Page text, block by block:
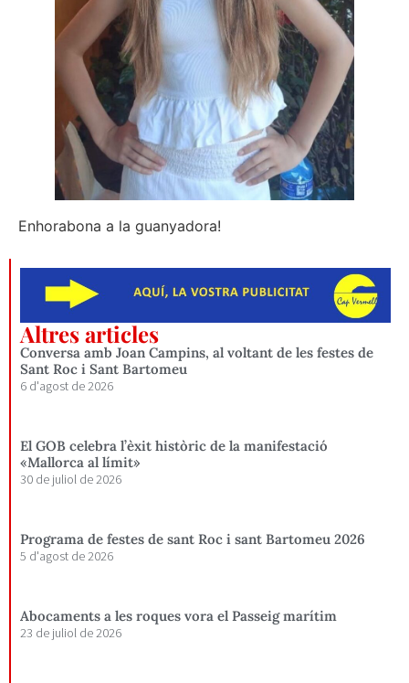
Enhorabona a la guanyadora!
Altres articles
Conversa amb Joan Campins, al voltant de les festes de
Sant Roc i Sant Bartomeu
6 d'agost de 2026
El GOB celebra l’èxit històric de la manifestació
«Mallorca al límit»
30 de juliol de 2026
Programa de festes de sant Roc i sant Bartomeu 2026
5 d'agost de 2026
Abocaments a les roques vora el Passeig marítim
23 de juliol de 2026